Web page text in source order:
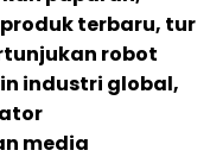
terbaru, tur
robot
industri global,
media